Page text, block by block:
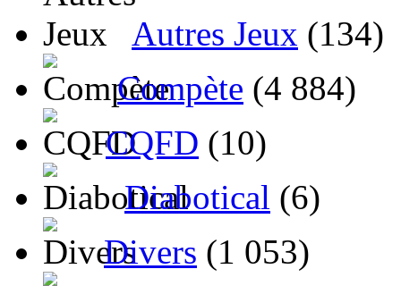
Autres Jeux (134)
Compète (4 884)
CQFD (10)
Diabotical (6)
Divers (1 053)